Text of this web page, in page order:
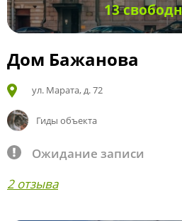
13
Дом Бажанова
ул. Марата, д. 72
Гиды объекта
Ожидание записи
2 отзыва